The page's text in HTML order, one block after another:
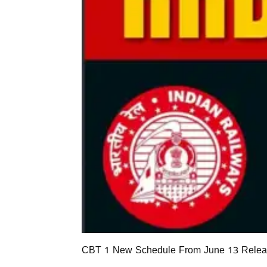
CBT 1 New Schedule From June 13